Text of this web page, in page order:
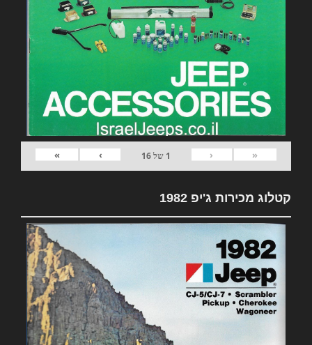
«
‹
1 של16
›
»
קטלוג מכירות ג'יפ 1982